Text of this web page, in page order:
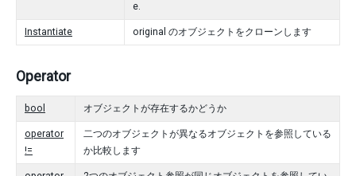
e.
Instantiate original のオブジェクトをクローンします
Operator
bool オブジェクトが存在するかどうか
operator
!=
二つのオブジェクトが異なるオブジェクトを参照している
か比較します